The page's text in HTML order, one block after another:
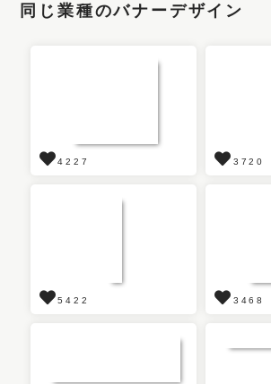
同じ業種のバナーデザイン
4227 3720
5422 3468